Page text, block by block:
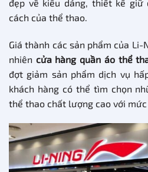
đẹp về kiểu dáng, thiết kế giữ
cách của thể thao.
Giá thành các sản phẩm của
nhiên cửa hàng quần áo thể
đợt giảm sản phẩm dịch vụ
khách hàng có thể tìm chọn
thể thao chất lượng cao với